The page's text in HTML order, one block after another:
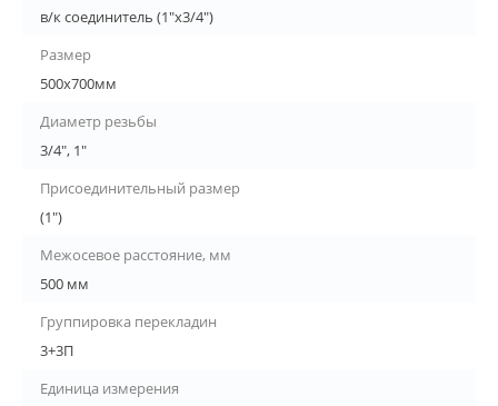
в/к соединитель (1"х3/4")
Размер
500х700мм
Диаметр резьбы
3/4", 1"
Присоединительный размер
(1")
Межосевое расстояние, мм
500 мм
Группировка перекладин
3+3П
Единица измерения